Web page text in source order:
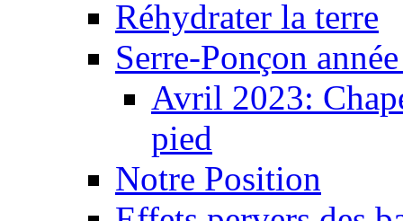
Réhydrater la terre
Serre-Ponçon
Avril 2023:
pied
Notre Position